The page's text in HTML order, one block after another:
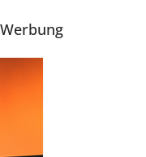
Werbung